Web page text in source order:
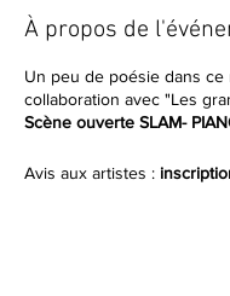
À propos de
Un peu de poésie dans ce
collaboration avec "Les
Scène ouverte SLAM-
Avis aux artistes :